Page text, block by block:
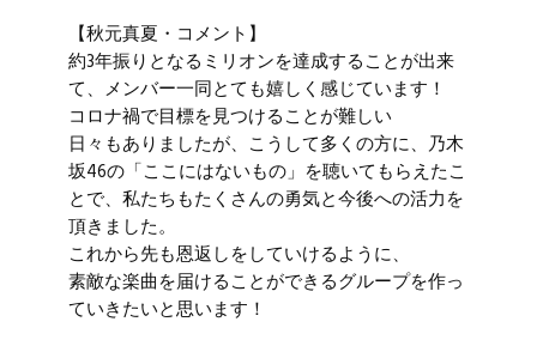
【秋元真夏 ・コメント】
約3年振りとなるミリオンを達成することが出来
て、メンバー一同とても嬉しく感じています！
コロナ禍で目標を見つけることが難しい
日々もありましたが、こうして多くの方に、 乃木
坂46の「ここにはないもの」を聴いてもらえたこ
とで、私たちもたくさんの勇気と今後への活力を
頂きました。
これから先も恩返しをしていけるように、
素敵な楽曲を届けることができるグループを作っ
ていきたいと思います！